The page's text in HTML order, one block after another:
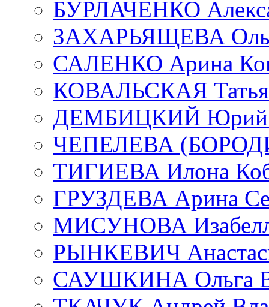
БУРЛАЧЕНКО
ЗАХАРЬЯЩЕВА
САЛЕНКО Арина
КОВАЛЬСКАЯ
ДЕМБИЦКИЙ Юрий
ЧЕПЕЛЕВА
ТИГИЕВА Илона
ГРУЗДЕВА Арина
МИСУНОВА
РЫНКЕВИЧ
САУШКИНА Ольга